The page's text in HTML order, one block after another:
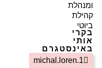
ומנהלת
קהילת
ביוטי
בקרי
אותי
באינסטגרם
michal.loren.1